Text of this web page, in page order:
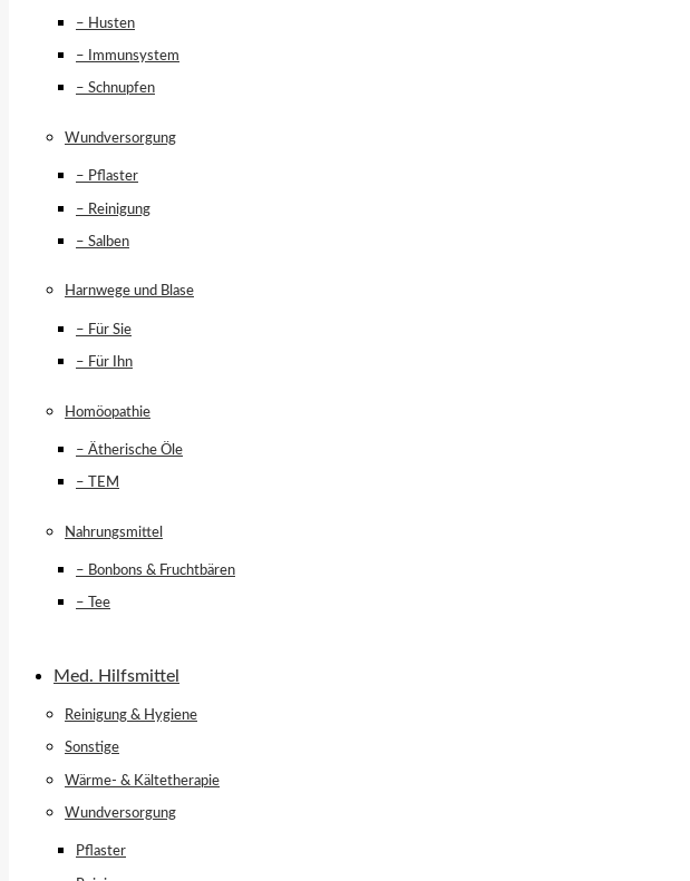
– Husten
– Immunsystem
– Schnupfen
Wundversorgung
– Pflaster
– Reinigung
– Salben
Harnwege und Blase
– Für Sie
– Für Ihn
Homöopathie
– Ätherische Öle
– TEM
Nahrungsmittel
– Bonbons & Fruchtbären
– Tee
Med. Hilfsmittel
Reinigung & Hygiene
Sonstige
Wärme- & Kältetherapie
Wundversorgung
Pflaster